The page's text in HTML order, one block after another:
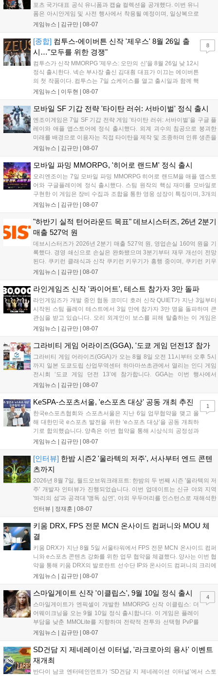
포츠 국가대표 공식 유니폼과 캡슐 컬렉션을 공개했다. 이번 유니
폼은 아시안게임 및 사전 행사에서 착용될 예정이며, 일상복으로
구성된 컬렉션은 오는 8월 28일부터 골스튜디오 공식 홈페이지
서는 대회 규정에 따라 별도의 유니폼을 착용할 계획이다....
게임뉴스 | 김규만 | 08-07
[종합] 컴투스-에이버튼 신작 '제우스' 8월 26일 출
시…"모두를 위한 경쟁"
컴투스가 신작 MMORPG '제우스: 오만의 신'을 8월 26일 낮 12시
정식 출시한다. 넥슨 부사장 출신 김대훤 대표가 이끄는 에이버튼
의 첫 작품이다. 컴투스는 7일 쇼케이스를 열고 출시일과 함께 핵
심 콘텐츠, 유료화 정책, 운영 방향을 공개했다. 캐릭터명 선점은
의 오만으로 균열이...
게임뉴스 | 이두현 | 08-07
8
모바일 SF 기갑 전략 '타이탄 러쉬: 서바이벌' 정식 출시
엔조이게임은 7일 SF 기갑 전략 게임 ‘타이탄 러쉬: 서바이벌’을 구글 플
레이와 애플 앱스토어에 정식 출시했다. 외계 괴수의 침공으로 붕괴한
미래를 배경으로 이용자는 직접 타이탄을 제작 및 조종하며 인류 생존을
위한 전투를 펼친다. 지휘관 모집, 피난처 운영, 연맹 협동 콘텐츠가 특징
지원 보상을 제공한다. 상세 내용은 공식 커뮤니티에서 확인 가능하다....
게임뉴스 | 김규만 | 08-07
모바일 파밍 MMORPG, '히어로 랜드M' 정식 출시
오리엔조이는 7일 모바일 파밍 MMORPG 히어로 랜드M을 애플 앱스토
어와 구글플레이에 정식 출시했다. 스팀 원작의 핵심 재미를 모바일로
구현한 이 게임은 장비 수집과 조합을 통한 영웅 성장이 특징이며, 3개의
무기 스킬을 활용한 전략적 전투와 길드전 등 다양한 콘텐츠를 제공한
혜택을 지급하며, 상세 내용은 공식 라운지에서 확인할 수 있다. 이용자
는 게임 접속 및 주요 콘텐츠 플레이를 통해 성장을 지원받을 수 있다....
게임뉴스 | 김규만 | 08-07
"하반기 실적 턴어라운드 목표" 데브시스터즈, 26년 2분기
매출 527억 원
데브시스터즈가 2026년 2분기 매출 527억 원, 영업손실 160억 원을 기
록했다. 경영 쇄신으로 손실은 완화됐으며 3분기부터 재무 개선이 전망
된다. 쿠키런 클래식과 신작 쿠키런 키우기가 흥행 중이며, 쿠키런 키우
기는 13일 첫 업데이트를 시작으로 2주 간격의 콘텐츠를 제공한다. 또한
이다. 회사는 비용 효율화와 신작 흥행을 통해 하반기 실적 턴어라운드
게임뉴스 | 김규만 | 08-07
라인게임즈 신작 '콰이어트', 테스트 참가자 3만 돌파
라인게임즈가 개발 중인 협동 코미디 호러 신작 QUIET가 지난 3일부터
시작된 스팀 플레이 테스트에서 3일 만에 참가자 3만 명을 돌파하며 큰
관심을 받고 있습니다. 오리 외계인이 보스를 피해 탈출하는 이 게임은
최대 4인 협동을 지원하며, 소음 관리와 물리 법칙을 활용한 전략적 플레
을 개선 중이며, 상세 정보는 스팀 페이지에서 확인 가능합니다....
게임뉴스 | 김규만 | 08-07
그라비티 게임 어라이즈(GGA), '도쿄 게임 던전13' 참가
그라비티 게임 어라이즈(GGA)가 오는 8월 8일 오전 11시부터 오후 5시
까지 일본 도쿄도립 산업무역센터 하마마쓰초관에서 열리는 인디 게임
전시회 ‘도쿄 게임 던전 13’에 참가합니다. GGA는 이번 행사에서
‘JALECO ARCADE COLLECTION’ 시리즈의 미공개 작품 12종을 최초
입니다. 시연 참여 관람객에게는 선착순으로 특별 굿즈를 증정하며, 인
게임뉴스 | 김규만 | 08-07
KeSPA-스포츠서울, 'e스포츠 대상' 공동 개최 추진
한국e스포츠협회와 스포츠서울은 지난 6일 업무협약을 맺고 올
해 대한민국 e스포츠 발전을 위한 ‘e스포츠 대상’을 공동 개최하
기로 합의했습니다. 양측은 이번 협약을 통해 시상식의 공정성과
전문성을 강화하고 MZ세대를 겨냥한 미디어 영향력을 확대해 e
김영만 회장은 10년 만에 재추진되는 이번 시상식이 e스포츠의
성과와 가치를 널리 알리는 권위 있는 행사가 되도록 노력하겠다
고 밝혔습니다....
게임뉴스 | 김규만 | 08-07
1
[인터뷰] 한밤 시즌2 '울라텍의 저주', 서사부터 엔드 콘텐
츠까지
2026년 8월 7일, 월드오브워크래프트: 한밤의 두 번째 시즌 '울라텍의 저
주' 개발자 인터뷰가 진행되었습니다. 이번 업데이트는 신규 야외 지역
'똬리의 섬'과 공격대 '맹독 심연', 야외 우두머리를 인스턴스로 재해석한
'소굴'을 포함합니다. 개발진은 하우징 시스템 개선 및 신화+ 던전 로테이
를 표했습니다....
인터뷰 | 정재훈 | 08-07
키움 DRX, FPS 전문 MCN 온사이드 컴퍼니와 MOU 체
결
키움 DRX가 지난 8월 5일 서울타워에서 FPS 전문 MCN 온사이드 컴퍼
니와 e스포츠 콘텐츠 강화를 위한 업무 협약을 체결했다. 양사는 이번 협
약을 통해 키움 DRX의 발로란트 선수단 IP와 온사이드 컴퍼니의 크리에
이터 네트워크를 결합하여 정규 및 특별 콘텐츠를 공동 기획한다. 또한
오프라인 연계 프로그램을 순차적으로 선보이며 e스포츠 생태계 확장에
게임뉴스 | 김규만 | 08-07
스마일게이트 신작 '이클립스', 9월 10일 정식 출시
스마일게이트가 엔픽셀이 개발한 MMORPG 신작 이클립스: 더
어웨이크닝을 오는 9월 10일 정식 출시합니다. 이 게임은 플레이
부담을 낮춘 MMOLite를 지향하며 전략적 전투와 선택형 PvP를
특징으로 합니다. 현재 공식 홈페이지와 앱 마켓에서 사전등록을
니다. 또한 카카오톡 채널 추가 시 주차별 스페셜 쿠폰과 한정 스
킨, 경품 이벤트 등 풍성한 혜택을 마련해 이용자들의 기대를 모
으고 있습니다....
게임뉴스 | 김규만 | 08-07
4
SD건담 지 제네레이션 이터널, '라크로아의 용사' 이벤트
재개최
반다이 남코 엔터테인먼트가 ‘SD건담 지 제네레이션 이터널’에서 스토